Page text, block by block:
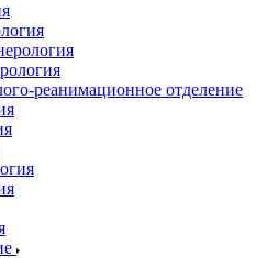
реанимационное отделение